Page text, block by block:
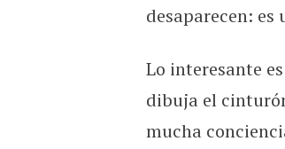
desaparecen: es
Lo interesante
dibuja el
mucha